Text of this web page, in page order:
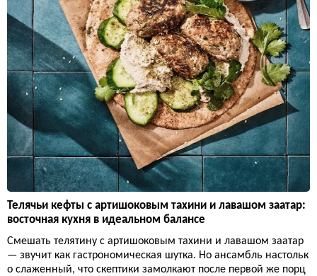
Телячьи кефты с артишоковым тахини и лавашом заатар:
восточная кухня в идеальном балансе
Смешать телятину с артишоковым тахини и лавашом заатар
— звучит как гастрономическая шутка. Но ансамбль настольк
о слаженный, что скептики замолкают после первой же порц